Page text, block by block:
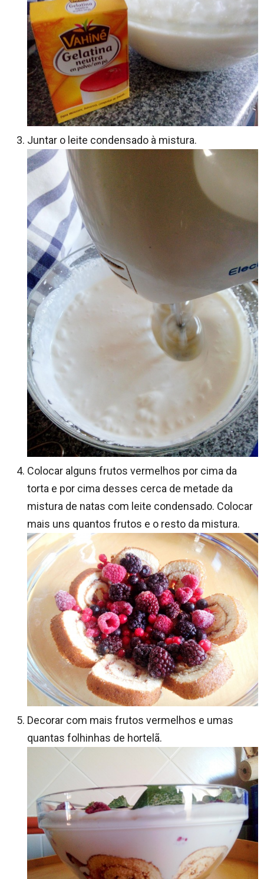
Juntar o leite condensado à mistura.
Colocar alguns frutos vermelhos por cima da
torta e por cima desses cerca de metade da
mistura de natas com leite condensado. Colocar
mais uns quantos frutos e o resto da mistura.
Decorar com mais frutos vermelhos e umas
quantas folhinhas de hortelã.